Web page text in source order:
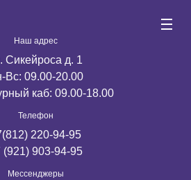
Наш адрес
Сикейроса д. 1
Вс: 09.00-20.00
каб: 09.00-18.00
Телефон
220-94-95
(921) 903-94-95
Мессенджеры